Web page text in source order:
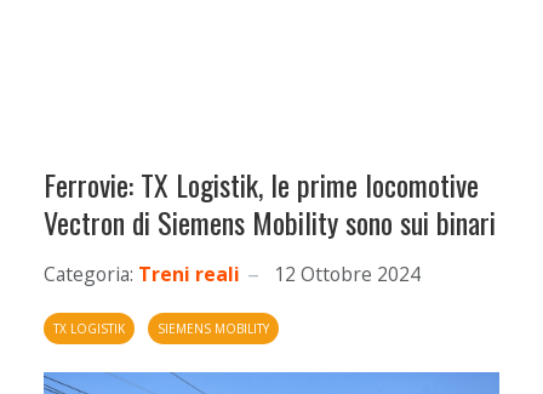
Ferrovie: TX Logistik, le prime locomotive
Vectron di Siemens Mobility sono sui binari
Categoria: Treni reali 12 Ottobre 2024
TX LOGISTIK SIEMENS MOBILITY